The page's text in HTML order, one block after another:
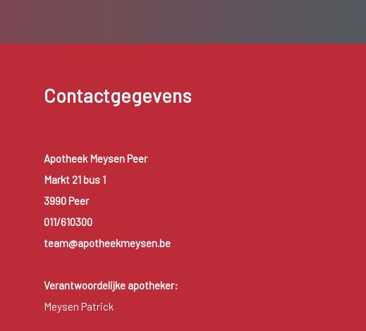
Contactgegevens
Apotheek Meysen Peer
Markt 21 bus 1
3990 Peer
011/610300
team@apotheekmeysen.be
Verantwoordelijke apotheker:
Meysen Patrick